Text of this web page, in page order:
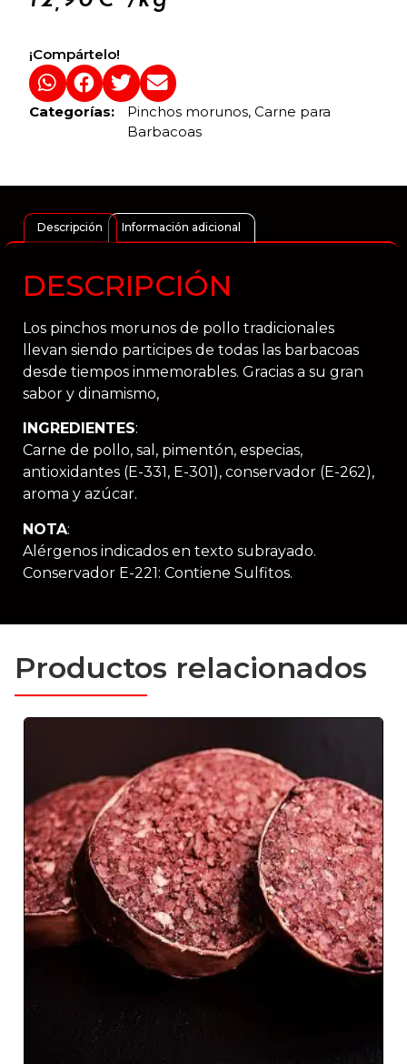
¡Compártelo!
Categorías: Pinchos morunos, Carne para
Barbacoas
Descripción Información adicional
DESCRIPCIÓN
Los pinchos morunos de pollo tradicionales
llevan siendo participes de todas las barbacoas
desde tiempos inmemorables. Gracias a su gran
sabor y dinamismo,
INGREDIENTES:
Carne de pollo, sal, pimentón, especias,
antioxidantes (E-331, E-301), conservador (E-262),
aroma y azúcar.
NOTA:
Alérgenos indicados en texto subrayado.
Conservador E-221: Contiene Sulfitos.
Productos relacionados